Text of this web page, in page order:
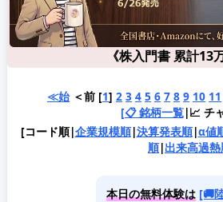
《株入門書 累計13
≪始 ＜前 [1] 2 3 4 5 6 7 8 9 10 11
[📋 銘柄一覧|📈 チ
[コード順|企業規模順|決算発表順|α値
順|出来高過
本日の無料体験は [🚚